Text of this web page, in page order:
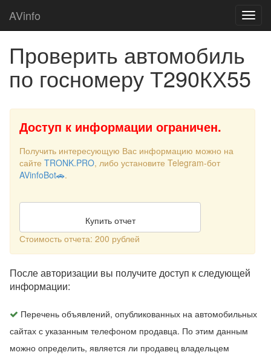
AVinfo
Проверить автомобиль
по госномеру Т290КХ55
Доступ к информации ограничен.
Получить интересующую Вас информацию можно на
сайте TRONK.PRO, либо установите Telegram-бот
AVinfoBot🚗.
Купить отчет
Стоимость отчета: 200 рублей
После авторизации вы получите доступ к следующей
информации:
Перечень объявлений, опубликованных на автомобильных
сайтах с указанным телефоном продавца. По этим данным
можно определить, является ли продавец владельцем